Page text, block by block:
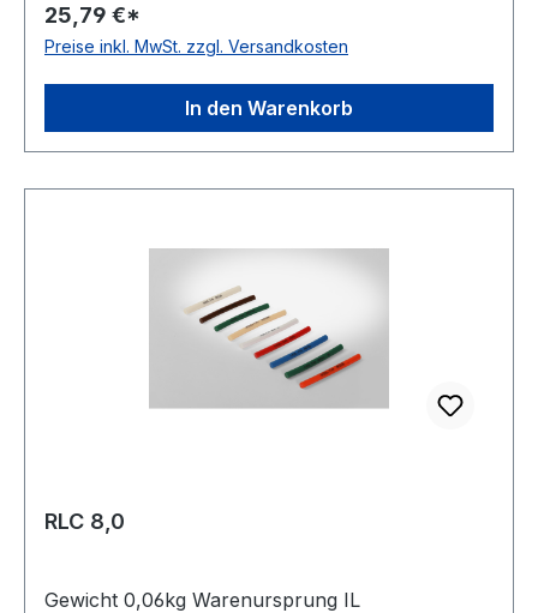
m)m FDA-Zulassung ja Zugstrang nein
Shorehärte 80° Shore A
25,79 €*
Preise inkl. MwSt. zzgl. Versandkosten
In den Warenkorb
RLC 8,0
Gewicht 0,06kg Warenursprung IL